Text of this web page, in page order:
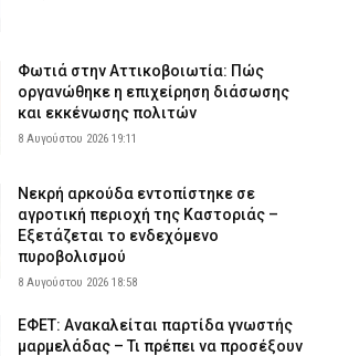
Φωτιά στην Αττικοβοιωτία: Πώς
οργανώθηκε η επιχείρηση διάσωσης
και εκκένωσης πολιτών
8 Αυγούστου 2026 19:11
Νεκρή αρκούδα εντοπίστηκε σε
αγροτική περιοχή της Καστοριάς –
Εξετάζεται το ενδεχόμενο
πυροβολισμού
8 Αυγούστου 2026 18:58
ΕΦΕΤ: Ανακαλείται παρτίδα γνωστής
μαρμελάδας – Τι πρέπει να προσέξουν